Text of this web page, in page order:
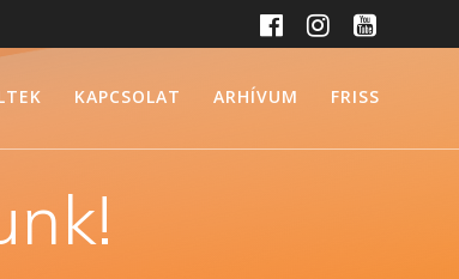
KAPCSOLAT ARHÍVUM FRISS